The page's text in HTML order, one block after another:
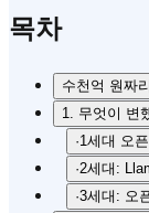
목차
수천억 원짜
1. 무엇이 변
·1세대 오
·2세대:
·3세대: 오